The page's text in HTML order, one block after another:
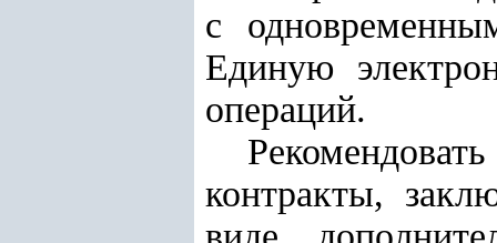
с
Единую
операций.
контракты,